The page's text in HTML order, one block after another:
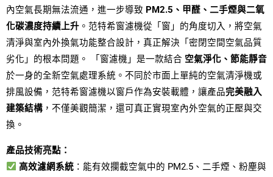
內空氣長期無法流通，進一步導致 PM2.5、甲醛、二手煙與二氧
化碳濃度持續上升 。范特希窗濾機從「窗」的角度切入，將空氣
清淨與室內外換氣功能整合設計，真正解決「密閉空間空氣品質
劣化」的根本問題。 「窗濾機」是一款結合 空氣淨化、節能靜音
於一身的全新空氣處理系統。不同於市面上單純的空氣清淨機或
排風設備，范特希窗濾機以窗戶作為安裝載體，讓產品完美融入
建築結構 ，不僅美觀簡潔，還可真正實現室內外空氣的正壓與交
換。
產品技術亮點：
高效濾網系統：能有效攔截空氣中的 PM2.5、二手煙、粉塵與